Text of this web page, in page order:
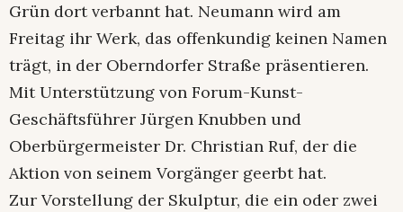
Grün dort verbannt hat. Neumann wird am
Freitag ihr Werk, das offenkundig keinen Namen
trägt, in der Oberndorfer Straße präsentieren.
Mit Unterstützung von Forum-Kunst-
Geschäftsführer Jürgen Knubben und
Oberbürgermeister Dr. Christian Ruf, der die
Aktion von seinem Vorgänger geerbt hat.
Zur Vorstellung der Skulptur, die ein oder zwei